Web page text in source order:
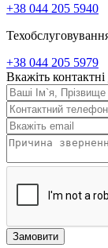
+38 044 205 5940
+38 044 205 5979
Вкажіть
Замовити